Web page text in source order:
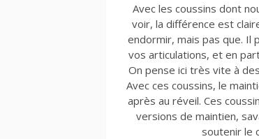
Avec les coussins dont
voir, la différence est
endormir, mais pas que. Il
vos articulations, et en
On pense ici très vite à
Avec ces coussins, le
après au réveil. Ces
versions de maintien,
soutenir le